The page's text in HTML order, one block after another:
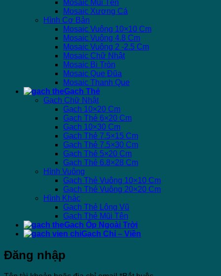
Mosaic Mũi Tên
Mosaic Xương Cá
Hình Cơ Bản
Mosaic Vuông 10×10 Cm
Mosaic Vuông 4.8 Cm
Mosaic Vuông 2 -2.5 Cm
Mosaic Chữ Nhật
Mosaic Bi Tròn
Mosaic Que Đũa
Mosaic Thanh Que
Gạch Thẻ
Gạch Chữ Nhật
Gạch 10×20 Cm
Gạch Thẻ 6×20 Cm
Gạch 10×30 Cm
Gạch Thẻ 7.5×15 Cm
Gạch Thẻ 7.5×30 Cm
Gạch Thẻ 5×20 Cm
Gạch Thẻ 6.8×28 Cm
Hình Vuông
Gạch Thẻ Vuông 10×10 Cm
Gạch Thẻ Vuông 20×20 Cm
Hình Khác
Gạch Thẻ Lông Vũ
Gạch Thẻ Mũi Tên
Gạch Ốp Ngoài Trời
Gạch Chỉ – Viền
Đăng nhập